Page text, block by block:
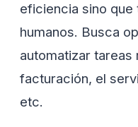
eficiencia sino
humanos. Busca
automatizar
facturación, el
etc.